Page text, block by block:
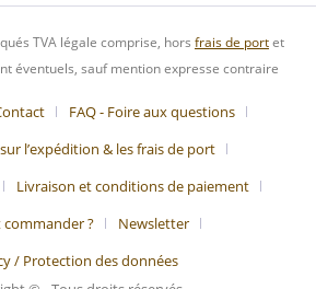
TVA légale comprise, hors frais de portet
éventuels, sauf mention expresse contraire
FAQ - Foire aux questions
l’expédition & les frais de port
Livraison et conditions de paiement
?
Newsletter
/ Protection des données